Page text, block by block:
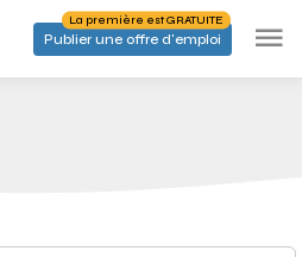
Publier une offre d'emploi
La première est GRATUITE
- Joboto